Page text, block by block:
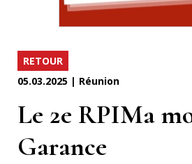
RETOUR
05.03.2025 | Réunion
Le 2e RPIMa
Garance